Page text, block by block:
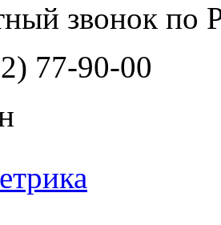
звонок по
77-90-00